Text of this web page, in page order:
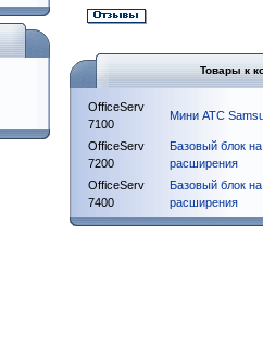
Товары к
OfficeServ
7100
Мини АТС
OfficeServ
7200
Базовый блок
расширения
OfficeServ
7400
Базовый блок
расширения